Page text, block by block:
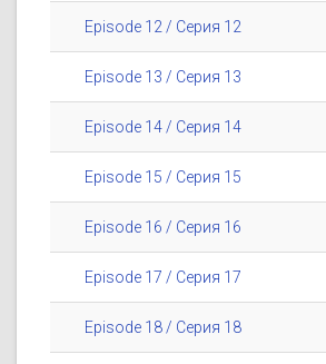
Episode 12 / Серия 12
Episode 13 / Серия 13
Episode 14 / Серия 14
Episode 15 / Серия 15
Episode 16 / Серия 16
Episode 17 / Серия 17
Episode 18 / Серия 18